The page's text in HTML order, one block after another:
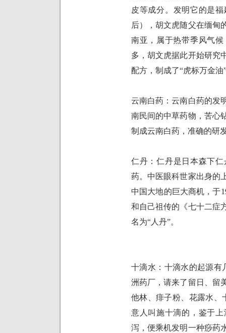
皮等成分。发明它的是
后），胡文虎随父在缅甸
南亚，属于热带季风气
多，胡文虎据此开始研究
配方，制成了“虎标万金油
云南白药：云南白药的发
南民间的中草药物，苦心
制成云南白药，准确的研
仁丹：仁丹是日本森下
药。中医眼科世家出身的
中国大地的巨大商机，于
和自己祖传的《七十二症
名为“人丹”。
十滴水：十滴水的起源有
洲药厂，请来了留日、留
他林、痱子粉、花露水、
意人叫施十滴的，鉴于
泻，便乘机发明一种痧药